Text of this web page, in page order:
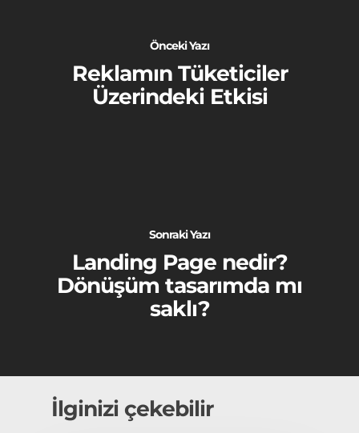
Önceki Yazı
Reklamın Tüketiciler
Üzerindeki Etkisi
Sonraki Yazı
Landing Page nedir?
Dönüşüm tasarımda mı
saklı?
İlginizi çekebilir